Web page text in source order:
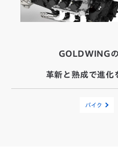
GOLDWING
革新と熟成で進化
バイク